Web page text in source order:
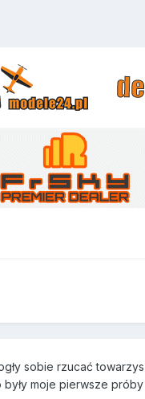
sobie rzucać
moje pierwsze próby